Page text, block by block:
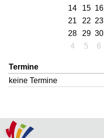
14
15 16
21
22 23
28
29 30
4
5 6
Termine
keine Termine